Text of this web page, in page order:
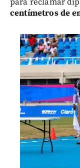
centímetros de